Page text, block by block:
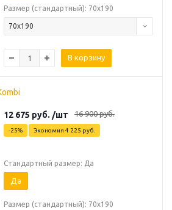
Размер (стандартный): 70х190
70х190
В корзину
12 675 руб. /шт 16 900руб.
-25% Экономия 4 225 руб.
Стандартный размер: Да
Да
Размер (стандартный): 70х190